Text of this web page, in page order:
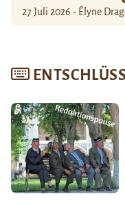
27 Juli 2026 - Élyne